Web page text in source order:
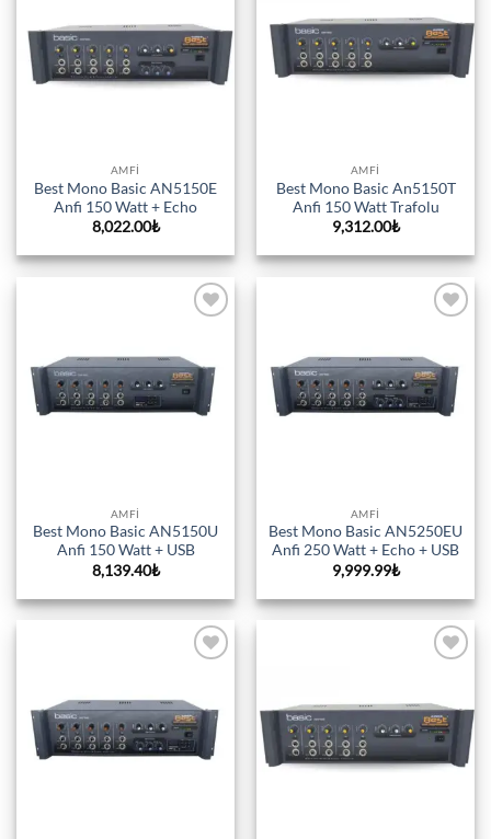
AMFI
Best Mono Basic AN5150E
Anfi 150 Watt + Echo
8,022.00₺
AMFI
Best Mono Basic An5150T
Anfi 150 Watt Trafolu
9,312.00₺
AMFI
Best Mono Basic AN5150U
Anfi 150 Watt + USB
8,139.40₺
AMFI
Best Mono Basic AN5250EU
Anfi 250 Watt + Echo + USB
9,999.99₺